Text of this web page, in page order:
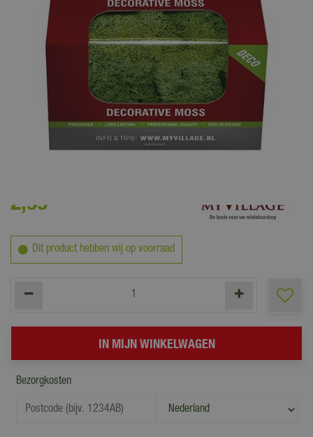
2,99
Dit product hebben wij op voorraad
Bezorgkosten